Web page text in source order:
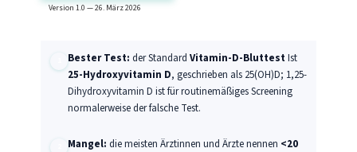
Version 1.0 — 26. März 2026
Bester Test: der Standard Vitamin-D-BluttestIst
25-Hydroxyvitamin D, geschrieben als 25(OH)D; 1,25-
Dihydroxyvitamin D ist für routinemäßiges Screening
normalerweise der falsche Test.
Mangel: die meisten Ärztinnen und Ärzte nennen <20